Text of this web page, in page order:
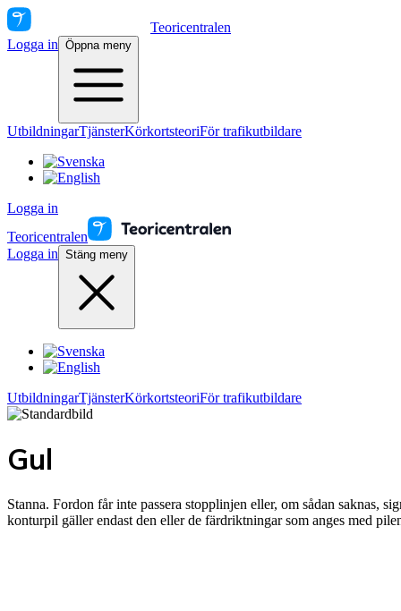
Teoricentralen
Logga in Öppna meny
UtbildningarTjänsterKörkortsteoriFör trafikutbildare
Logga in
Teoricentralen
Logga in Stäng meny
UtbildningarTjänsterKörkortsteoriFör trafikutbildare
Gul
Stanna. Fordon får inte passera stopplinjen eller, om sådan saknas,
konturpil gäller endast den eller de färdriktningar som anges med